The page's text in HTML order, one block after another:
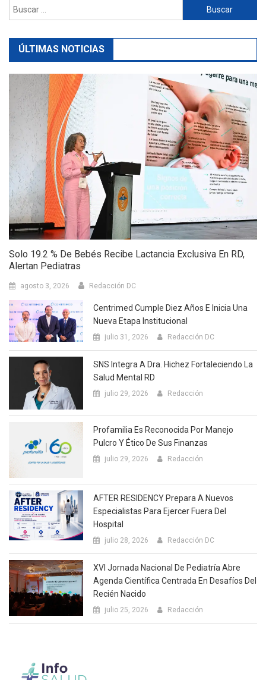
Buscar:
ÚLTIMAS NOTICIAS
Solo 19.2 % De Bebés Recibe Lactancia Exclusiva En RD,
Alertan Pediatras
agosto 3, 2026 Redacción DC
Centrimed Cumple Diez Años E Inicia Una
Nueva Etapa Institucional
julio 31, 2026 Redacción DC
SNS Integra A Dra. Hichez Fortaleciendo La
Salud Mental RD
julio 29, 2026 Redacción
Profamilia Es Reconocida Por Manejo
Pulcro Y Ético De Sus Finanzas
julio 29, 2026 Redacción
AFTER RESIDENCY Prepara A Nuevos
Especialistas Para Ejercer Fuera Del
Hospital
julio 28, 2026 Redacción DC
XVI Jornada Nacional De Pediatría Abre
Agenda Científica Centrada En Desafíos Del
Recién Nacido
julio 25, 2026 Redacción